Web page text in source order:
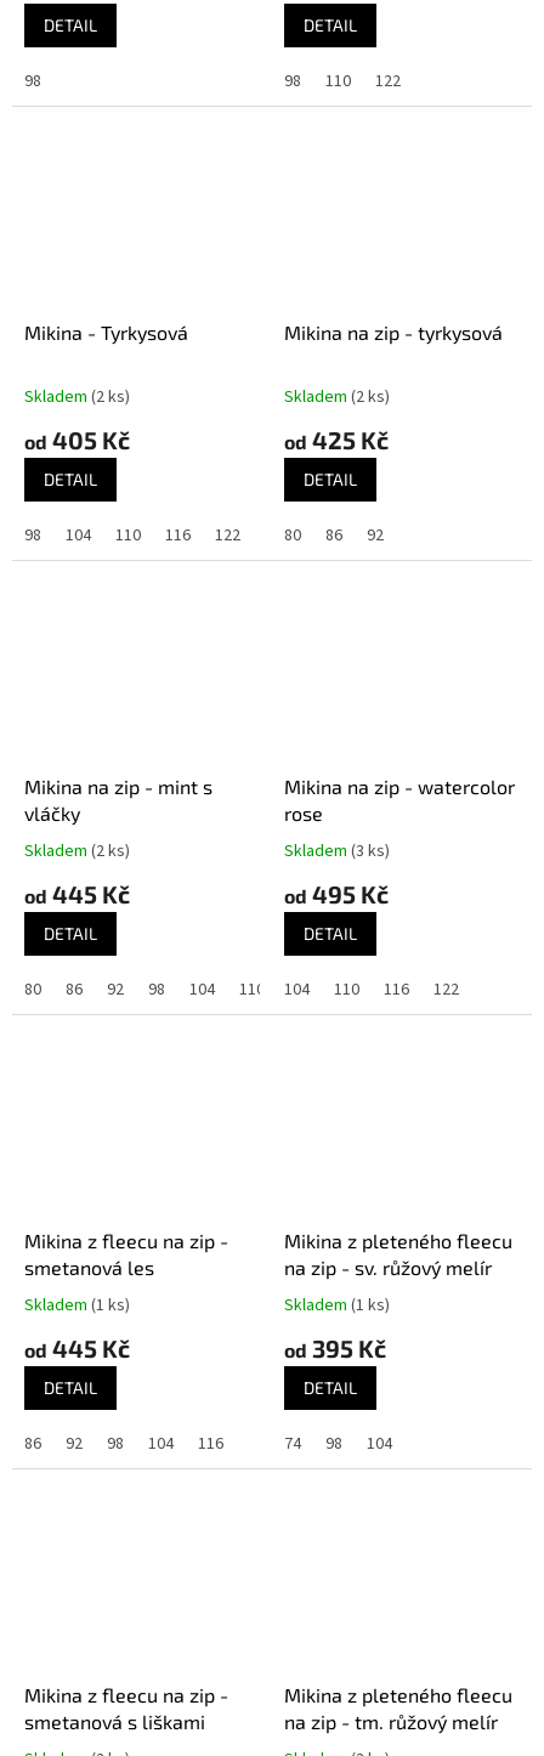
DETAIL
98
DETAIL
98 110 122
Mikina - Tyrkysová
Skladem (2 ks)
od 405 Kč
DETAIL
98 104 110 116 122
Mikina na zip - tyrkysová
Skladem (2 ks)
od 425 Kč
DETAIL
80 86 92
Mikina na zip - mint s
vláčky
Skladem (2 ks)
od 445 Kč
DETAIL
80 86 92 98 104 110
Mikina na zip - watercolor
rose
Skladem (3 ks)
od 495 Kč
DETAIL
104 110 116 122
Mikina z fleecu na zip -
smetanová les
Skladem (1 ks)
od 445 Kč
DETAIL
86 92 98 104 116
Mikina z pleteného fleecu
na zip - sv. růžový melír
Skladem (1 ks)
od 395 Kč
DETAIL
74 98 104
Mikina z fleecu na zip -
smetanová s liškami
Mikina z pleteného fleecu
na zip - tm. růžový melír